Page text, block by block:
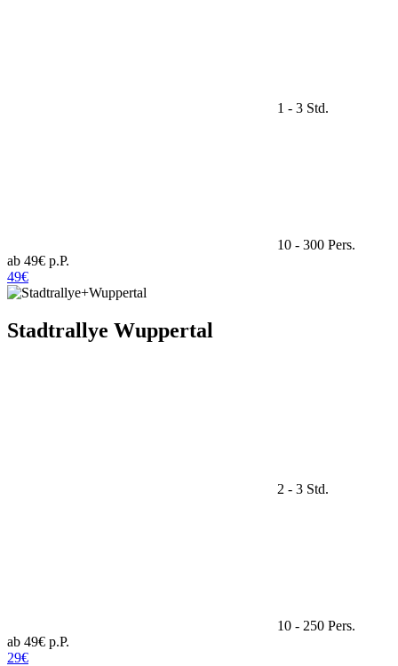
1 - 3 Std.
10 - 300 Pers.
ab 49€ p.P.
49€
Stadtrallye Wuppertal
2 - 3 Std.
10 - 250 Pers.
ab 49€ p.P.
29€